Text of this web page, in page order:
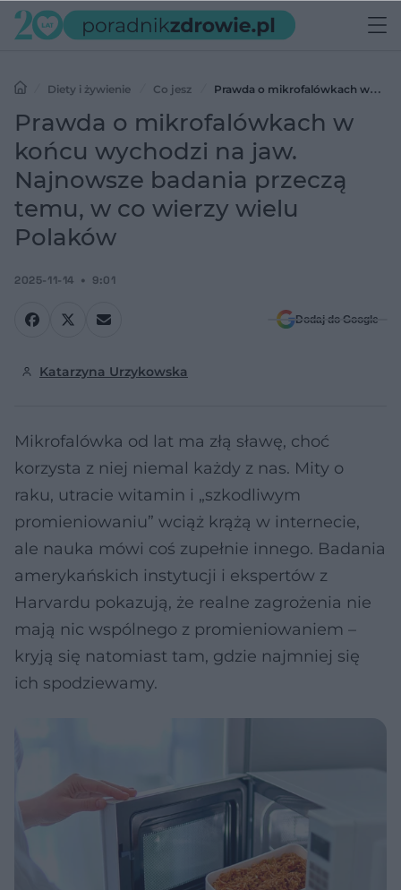
Diety i żywienie Co jesz
Prawda o mikrofalówkach w
końcu wychodzi na jaw. Najnowsze badania przeczą temu, w co
Prawda o mikrofalówkach w
końcu wychodzi na jaw.
Najnowsze badania przeczą
temu, w co wierzy wielu
Polaków
2025-11-14 9:01
Dodaj do Google
Katarzyna Urzykowska
Mikrofalówka od lat ma złą sławę, choć
korzysta z niej niemal każdy z nas. Mity o
raku, utracie witamin i „szkodliwym
promieniowaniu” wciąż krążą w internecie,
ale nauka mówi coś zupełnie innego. Badania
amerykańskich instytucji i ekspertów z
Harvardu pokazują, że realne zagrożenia nie
mają nic wspólnego z promieniowaniem –
kryją się natomiast tam, gdzie najmniej się
ich spodziewamy.